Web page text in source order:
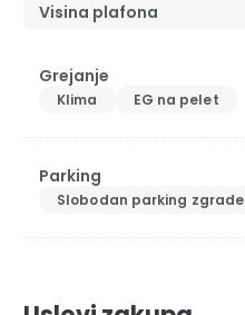
Visina plafona
Grejanje
Klima EG na pelet
Parking
Slobodan parking zgrade